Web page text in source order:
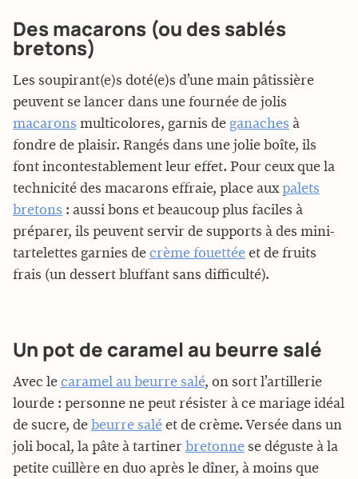
Des macarons (ou des sablés
bretons)
Les soupirant(e)s doté(e)s d’une main pâtissière
peuvent se lancer dans une fournée de jolis
macarons multicolores, garnis de ganaches à
fondre de plaisir. Rangés dans une jolie boîte, ils
font incontestablement leur effet. Pour ceux que la
technicité des macarons effraie, place auxpalets
bretons : aussi bons et beaucoup plus faciles à
préparer, ils peuvent servir de supports à des mini-
tartelettes garnies de crème fouettée et de fruits
frais (un dessert bluffant sans difficulté).
Un pot de caramel au beurre salé
Avec le caramel au beurre salé, on sort l’artillerie
lourde : personne ne peut résister à ce mariage idéal
de sucre, de beurre salé et de crème. Versée dans un
joli bocal, la pâte à tartiner bretonne se déguste à la
petite cuillère en duo après le dîner, à moins que